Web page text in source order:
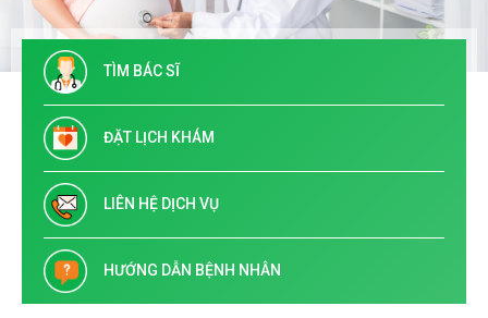
TÌM BÁC SĨ
ĐẶT LỊCH KHÁM
LIÊN HỆ DỊCH VỤ
HƯỚNG DẪN BỆNH NHÂN